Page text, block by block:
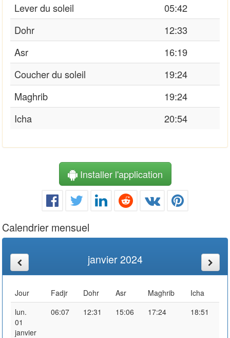
Lever du soleil
05:42
Dohr
12:33
Asr
16:19
Coucher du soleil
19:24
Maghrib
19:24
Icha
20:54
Installer l'application
Calendrier mensuel
janvier 2024
Jour Fadjr Dohr Asr Maghrib
Icha
lun.
01
janvier
06:07 12:31 15:06 17:24 18:51